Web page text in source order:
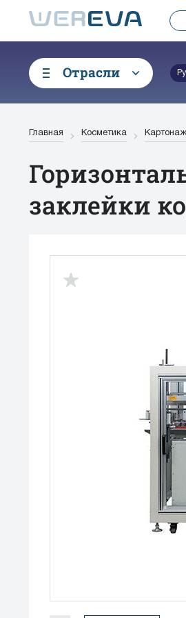
Отрасли
Главная Косметика
заклейки